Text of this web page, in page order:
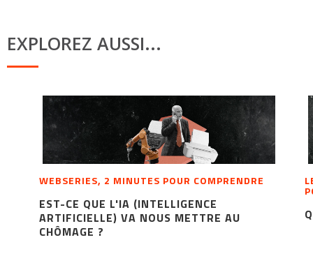
EXPLOREZ AUSSI...
WEBSERIES, 2 MINUTES POUR COMPRENDRE
EST-CE QUE L'IA (INTELLIGENCE
ARTIFICIELLE) VA NOUS METTRE AU
CHÔMAGE ?